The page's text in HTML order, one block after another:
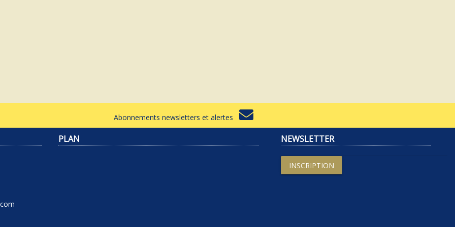
Abonnements newsletters et alertes
PLAN NEWSLETTER
INSCRIPTION